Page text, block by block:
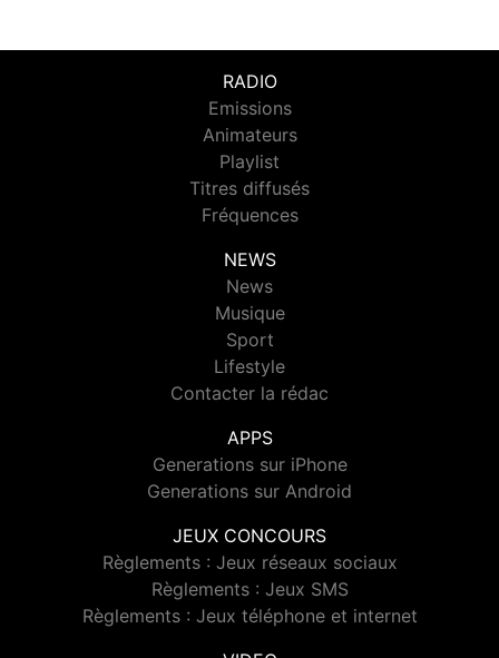
RADIO
Emissions
Animateurs
Playlist
Titres diffusés
Fréquences
NEWS
News
Musique
Sport
Lifestyle
Contacter la rédac
APPS
Generations sur iPhone
Generations sur Android
JEUX CONCOURS
Règlements : Jeux réseaux sociaux
Règlements : Jeux SMS
Règlements : Jeux téléphone et internet